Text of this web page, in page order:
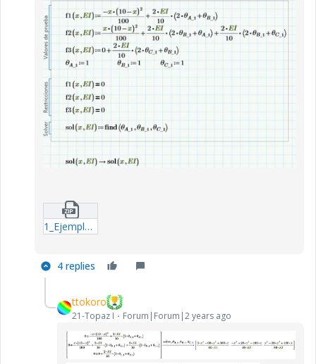
1_Ejemplo-01.zip
4 replies
ttokoro
21-Topaz I Forum|Forum|2 years ago